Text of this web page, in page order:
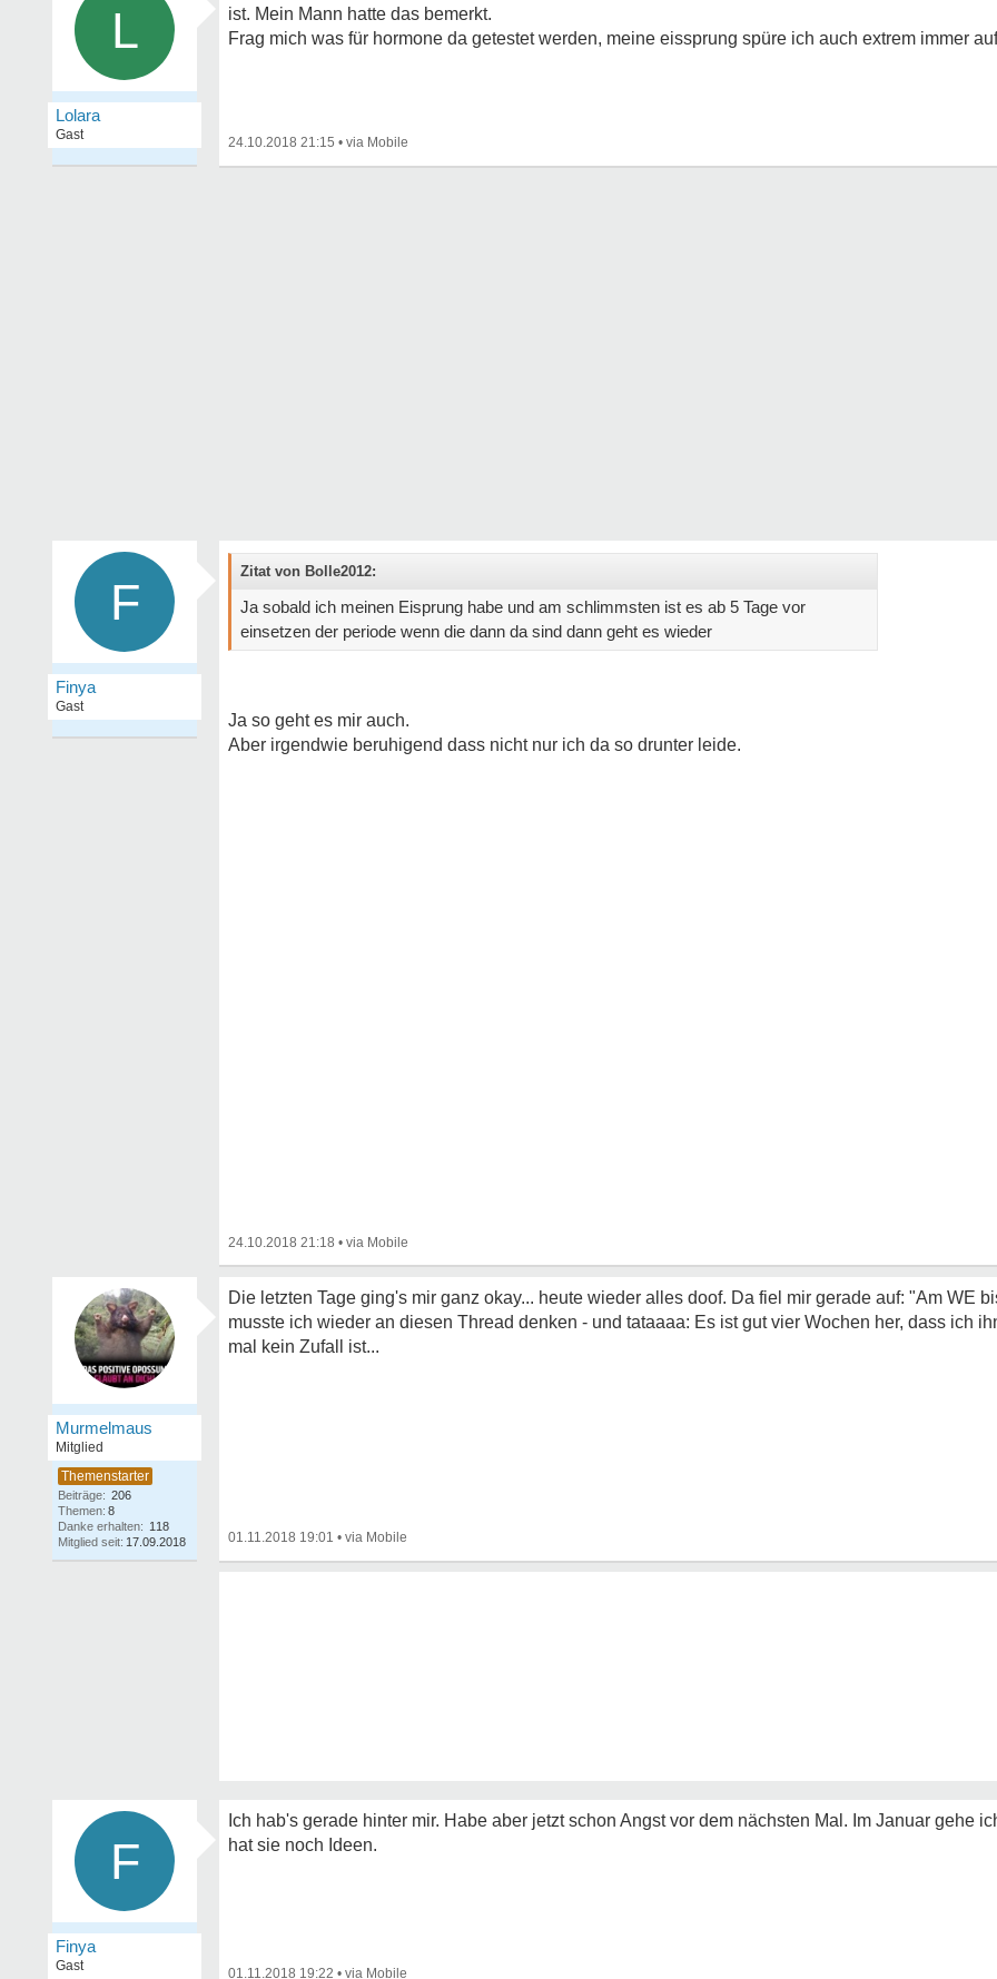
L
Lolara
Gast
ist. Mein Mann hatte das bemerkt.
Frag mich was für hormone da getestet werden, meine eissprung spüre ich auch extrem immer
24.10.2018 21:15 •
F
Finya
Gast
Zitat von Bolle2012:
Ja sobald ich meinen Eisprung habe und am schlimmsten ist es ab 5 Tage vor
einsetzen der periode wenn die dann da sind dann geht es wieder
Ja so geht es mir auch.
Aber irgendwie beruhigend dass nicht nur ich da so drunter leide.
24.10.2018 21:18 •
Murmelmaus
Mitglied
Beiträge: 206
Themen: 8
Danke erhalten: 118
Mitglied seit: 17.09.2018
Die letzten Tage ging's mir ganz okay... heute wieder alles doof. Da fiel mir gerade auf: "Am WE
musste ich wieder an diesen Thread denken - und tataaaa: Es ist gut vier Wochen her, dass ich
mal kein Zufall ist...
01.11.2018 19:01 •
F
Finya
Gast
Ich hab's gerade hinter mir. Habe aber jetzt schon Angst vor dem nächsten Mal. Im Januar gehe
hat sie noch Ideen.
01.11.2018 19:22 •